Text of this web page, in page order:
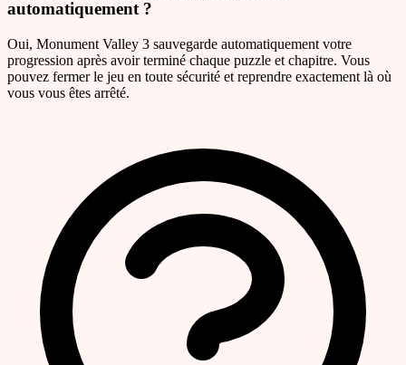
automatiquement ?
Oui, Monument Valley 3 sauvegarde automatiquement votre
progression après avoir terminé chaque puzzle et chapitre. Vous
pouvez fermer le jeu en toute sécurité et reprendre exactement là où
vous vous êtes arrêté.